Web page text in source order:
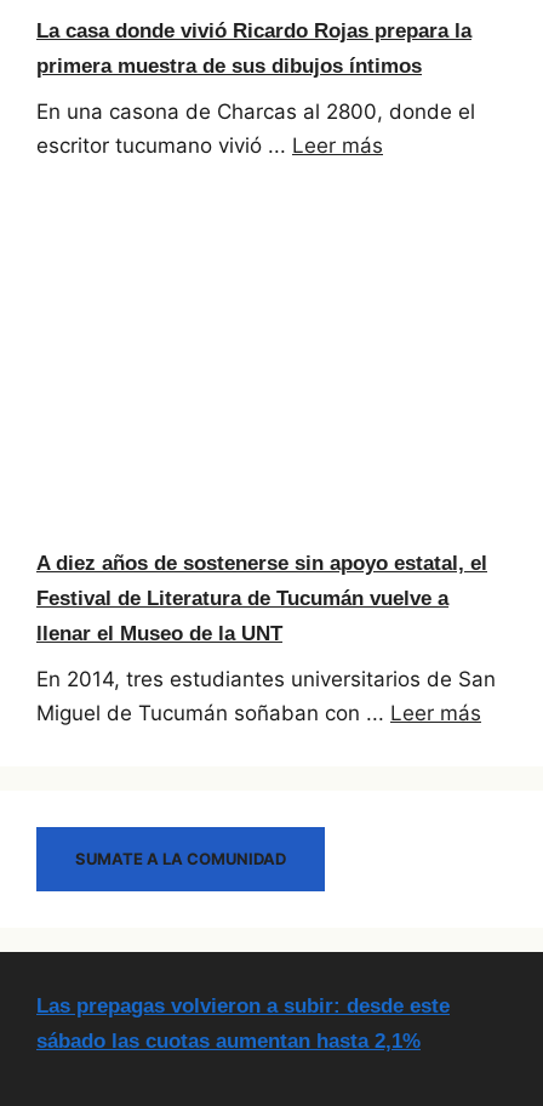
La casa donde vivió Ricardo Rojas prepara la
primera muestra de sus dibujos íntimos
En una casona de Charcas al 2800, donde el
escritor tucumano vivió ... Leer más
A diez años de sostenerse sin apoyo estatal, el
Festival de Literatura de Tucumán vuelve a
llenar el Museo de la UNT
En 2014, tres estudiantes universitarios de San
Miguel de Tucumán soñaban con ... Leer más
SUMATE A LA COMUNIDAD
Las prepagas volvieron a subir: desde este
sábado las cuotas aumentan hasta 2,1%